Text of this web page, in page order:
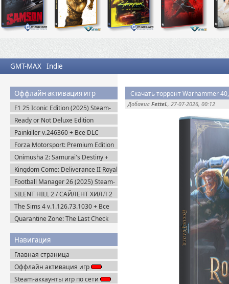
GMT-MAX Indie
Оффлайн активация игр
F1 25 Iconic Edition (2025) Steam-
Rip
Ready or Not Deluxe Edition
v.117216 + Все DLC (2023)
Пиратка
Painkiller v.246360 + Все DLC
(2025) Portable
Forza Motorsport: Premium Edition
+ Все DLC (2023/Multiplayer)
Пиратка
Onimusha 2: Samurai's Destiny +
DLC (2025) Пиратка
Kingdom Come: Deliverance II Royal
Edition v.1.5.6 + Все DLC (2025)
Пиратка
Football Manager 26 (2025) Steam-
Rip
SILENT HILL 2 / САЙЛЕНТ ХИЛЛ 2
Remake на ПК / PC v.1.07 (2024)
Пиратка
The Sims 4 v.1.126.73.1030 + Все
DLC (2014-2025) Portable
Quarantine Zone: The Last Check
Пиратка
Навигация
Главная страница
Оффлайн активация игр
Steam-аккаунты игр по сети
Добавил FetteL, 27-07-2026, 00:12